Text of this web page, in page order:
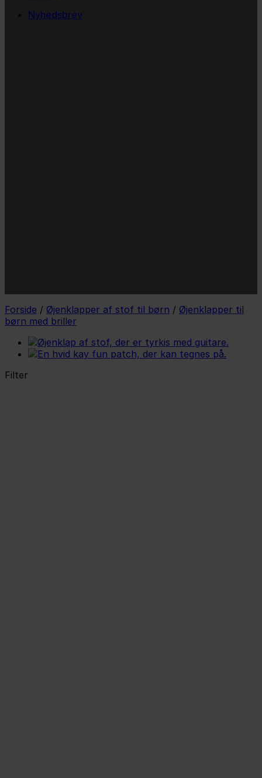
Nyhedsbrev
Forside / Øjenklapper af stof til børn / Øjenklapper til
børn med briller
Filter